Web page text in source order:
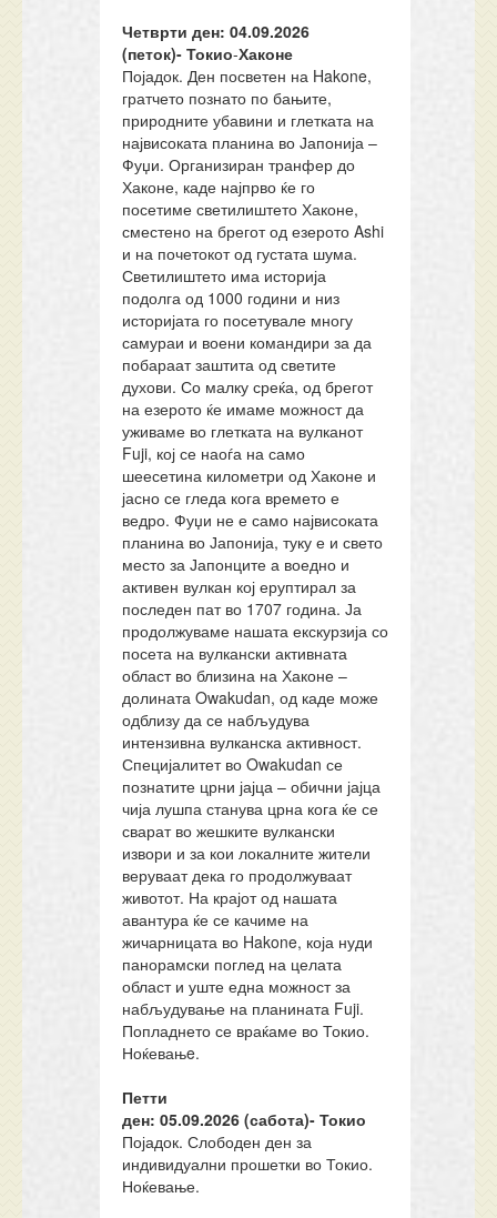
Четврти ден: 04.09.2026
(петок)- Токио-Хаконе
Појадок. Ден посветен на Hakone,
гратчето познато по бањите,
природните убавини и глетката на
највисоката планина во Јапонија –
Фуџи. Организиран транфер до
Хаконе, каде најпрво ќе го
посетиме светилиштето Хаконе,
сместено на брегот од езерото Ashi
и на почетокот од густата шума.
Светилиштето има историја
подолга од 1000 години и низ
историјата го посетувале многу
самураи и воени командири за да
побараат заштита од светите
духови. Со малку среќа, од брегот
на езерото ќе имаме можност да
уживаме во глетката на вулканот
Fuji, кој се наоѓа на само
шеесетина километри од Хаконе и
јасно се гледа кога времето е
ведро. Фуџи не е само највисоката
планина во Јапонија, туку е и свето
место за Јапонците а воедно и
активен вулкан кој еруптирал за
последен пат во 1707 година. Ја
продолжуваме нашата екскурзија со
посета на вулкански активната
област во близина на Хаконе –
долината Owakudan, од каде може
одблизу да се набљудува
интензивна вулканска активност.
Специјалитет во Owakudan се
познатите црни јајца – обични јајца
чија лушпа станува црна кога ќе се
сварат во жешките вулкански
извори и за кои локалните жители
веруваат дека го продолжуваат
животот. На крајот од нашата
авантура ќе се качиме на
жичарницата во Hakone, која нуди
панорамски поглед на целата
област и уште една можност за
набљудување на планината Fuji.
Попладнето се враќаме во Токио.
Ноќевањe.
Петти
ден:05.09.2026 (сабота)- Токио
Појадок. Слободен ден за
индивидуални прошетки во Токио.
Ноќевање.